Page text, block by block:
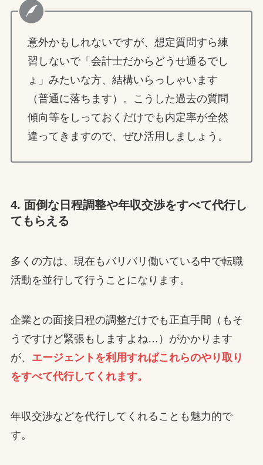
意外かもしれないですが、想定質問すら練
習しないで「会計士だからどうせ通るでし
ょ」みたいな方、結構いらっしゃいます
（普通に落ちます）。こうした過去の質問
傾向等をしっておくだけでも内定率が全然
違ってきますので、ぜひ活用しましょう。
4. 面倒な日程調整や年収交渉をすべて代行し
てもらえる
多くの方は、現在もバリバリ働いている中で転職
活動を並行して行うことになります。
企業との面接日程の調整だけでも正直手間（もそ
うですけど緊張もしますよね…）がかかります
が、 エージェントを利用すればこれらのやり取り
をすべて代行してくれます。
年収交渉などを代行してくれることも魅力的で
す。